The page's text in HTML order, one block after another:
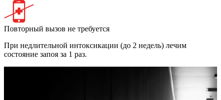
Повторный вызов не требуется
При недлительной интоксикации (до 2 недель) лечим
состояние запоя за 1 раз.